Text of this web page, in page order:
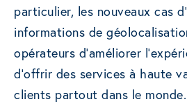
particulier, les nouveaux cas
informations de
opérateurs d’améliorer
d’offrir des services à haute
clients partout dans le monde.